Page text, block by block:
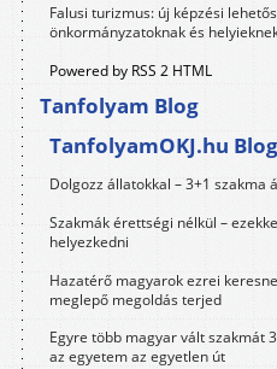
Falusi turizmus: új képzési
önkormányzatoknak és
Powered by RSS 2 HTML
Tanfolyam Blog
TanfolyamOKJ.hu Blog
Dolgozz állatokkal – 3+1 szakma
Szakmák érettségi nélkül –
helyezkedni
Hazatérő magyarok ezrei
meglepő megoldás terjed
Egyre több magyar vált szakmát
az egyetem az egyetlen út